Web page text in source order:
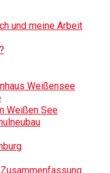
und meine Arbeit
Weißensee
Weißen See